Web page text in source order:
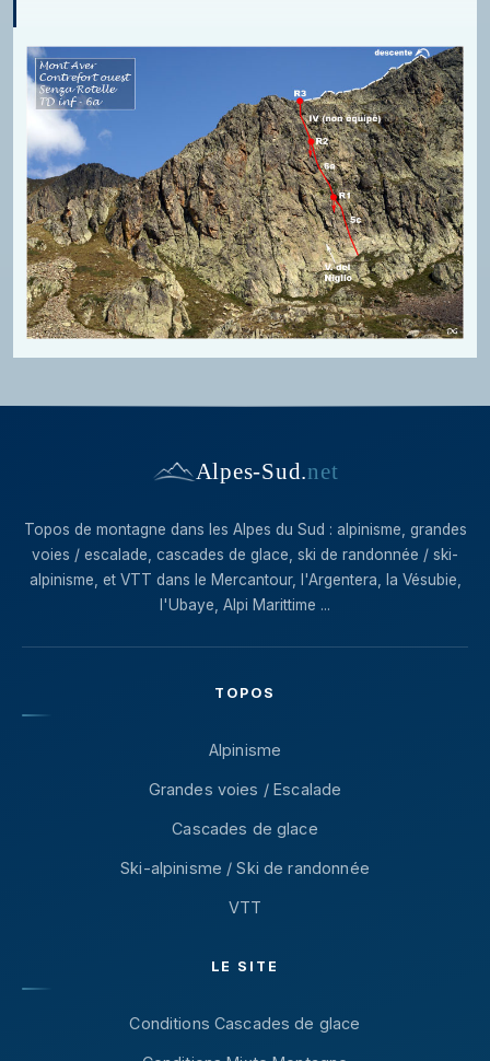
Alpes-Sud.net
Topos de montagne dans les Alpes du Sud : alpinisme, grandes
voies / escalade, cascades de glace, ski de randonnée / ski-
alpinisme, et VTT dans le Mercantour, l'Argentera, la Vésubie,
l'Ubaye, Alpi Marittime ...
TOPOS
Alpinisme
Grandes voies / Escalade
Cascades de glace
Ski-alpinisme / Ski de randonnée
VTT
LE SITE
Conditions Cascades de glace